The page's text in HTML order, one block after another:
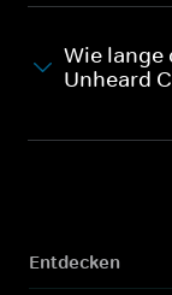
Wie lange
Unheard
Entdecken